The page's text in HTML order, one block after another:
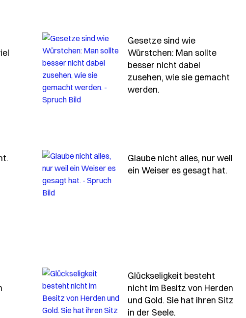
geniesse-jeden-kleinsten-augenblick-denn-er-ist-viel-zu
Gesetze sind wie
Würstchen: Man sollte
besser nicht dabei
zusehen, wie sie gemacht
werden.
- Spruch gezwungen-ist-nicht-echtGlaube nicht alles, nur weil
ein Weiser es gesagt hat.
man-nicht-dort-wo-man-es-verloren-hat
Glückseligkeit besteht
nicht im Besitz von Herden
und Gold. Sie hat ihren Sitz
in der Seele.